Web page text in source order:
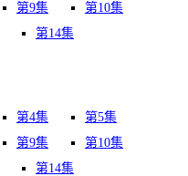
第9集
第10集
第14集
第4集
第5集
第9集
第10集
第14集